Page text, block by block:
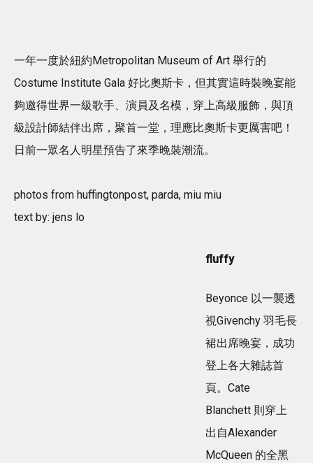
一年一度於紐約Metropolitan Museum of Art 舉行的
Costume Institute Gala 好比奧斯卡，但其實這時裝晚宴能
夠邀得世界一級歌手、演員及名模，穿上高級服飾，與頂
級設計師結伴出席，聚首一堂，理應比奧斯卡更厲害吧！
日前一眾名人明星預告了來季晚裝潮流。
photos from huffingtonpost, parda, miu miu
text by: jens lo
fluffy
Beyonce 以一襲透
視Givenchy 羽毛長
裙出席晚宴，成功
登上各大雜誌首
頁。Cate
Blanchett 則穿上
出自Alexander
McQueen 的全黑